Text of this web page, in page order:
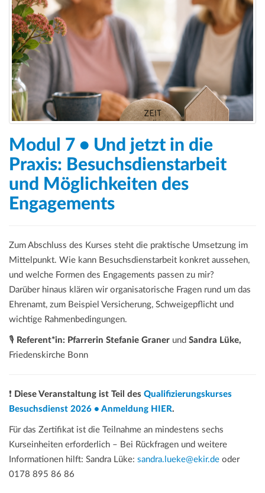
a
t
Modul 7 • Und jetzt in die
Praxis: Besuchsdienstarbeit
und Möglichkeiten des
Engagements
Zum Abschluss des Kurses steht die praktische Umsetzung im
Mittelpunkt. Wie kann Besuchsdienstarbeit konkret aussehen,
und welche Formen des Engagements passen zu mir?
Darüber hinaus klären wir organisatorische Fragen rund um das
Ehrenamt, zum Beispiel Versicherung, Schweigepflicht und
wichtige Rahmenbedingungen.
🎙️ Referent*in: Pfarrerin Stefanie Graner und Sandra Lüke,
Friedenskirche Bonn
❗ Diese Veranstaltung ist Teil des Qualifizierungskurses
Besuchsdienst 2026 • Anmeldung HIER.
Für das Zertifikat ist die Teilnahme an mindestens sechs
Kurseinheiten erforderlich – Bei Rückfragen und weitere
Informationen hilft: Sandra Lüke: sandra.lueke@ekir.de oder
0178 895 86 86